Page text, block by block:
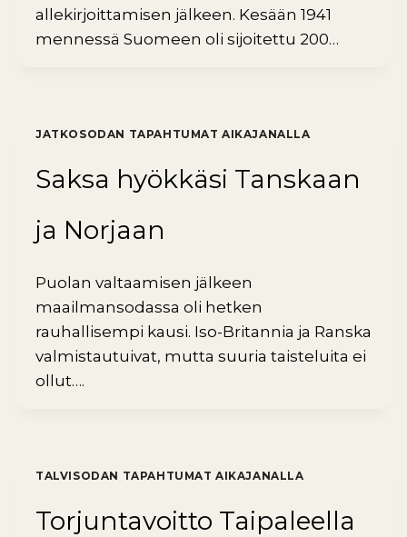
allekirjoittamisen jälkeen. Kesään 1941
mennessä Suomeen oli sijoitettu 200…
JATKOSODAN TAPAHTUMAT AIKAJANALLA
Saksa hyökkäsi Tanskaan
ja Norjaan
Puolan valtaamisen jälkeen
maailmansodassa oli hetken
rauhallisempi kausi. Iso-Britannia ja Ranska
valmistautuivat, mutta suuria taisteluita ei
ollut….
TALVISODAN TAPAHTUMAT AIKAJANALLA
Torjuntavoitto Taipaleella